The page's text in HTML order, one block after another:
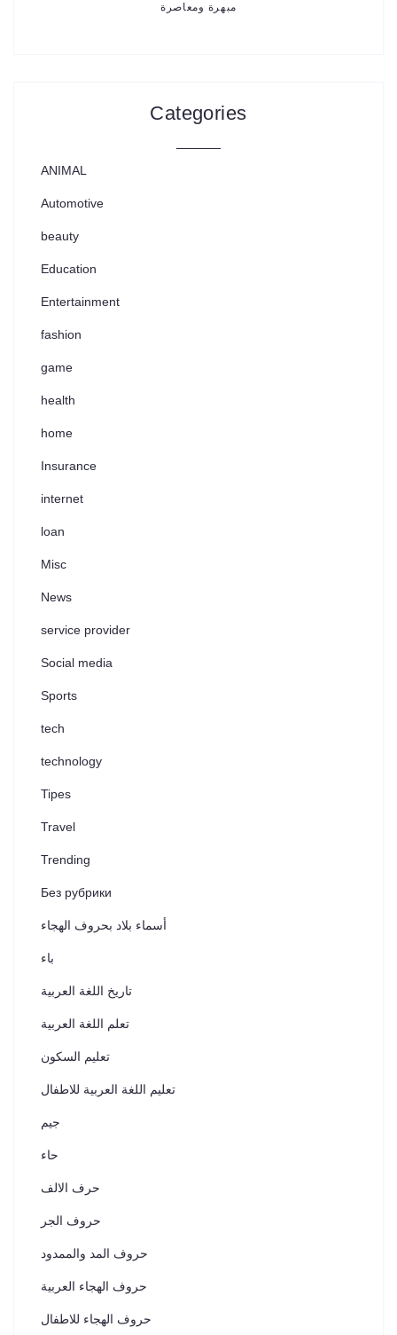
مبهرة ومعاصرة
Categories
ANIMAL
Automotive
beauty
Education
Entertainment
fashion
game
health
home
Insurance
internet
loan
Misc
News
service provider
Social media
Sports
tech
technology
Tipes
Travel
Trending
Без рубрики
أسماء بلاد بحروف الهجاء
باء
تاريخ اللغة العربية
تعلم اللغة العربية
تعليم السكون
تعليم اللغة العربية للاطفال
جيم
حاء
حرف الالف
حروف الجر
حروف المد والممدود
حروف الهجاء العربية
حروف الهجاء للاطفال